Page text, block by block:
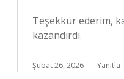
Teşekkür ederim,
kazandırdı.
Şubat 26, 2026 Yanıtla